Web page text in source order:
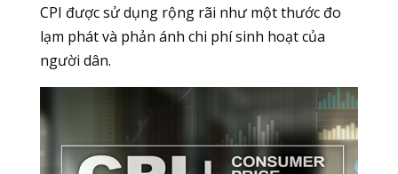
CPI được sử dụng rộng rãi như một thước đo
lạm phát và phản ánh chi phí sinh hoạt của
người dân.